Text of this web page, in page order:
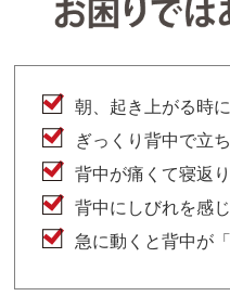
朝、起き上がる時
ぎっくり背中で立
背中が痛くて寝返
背中にしびれを感
急に動くと背中が